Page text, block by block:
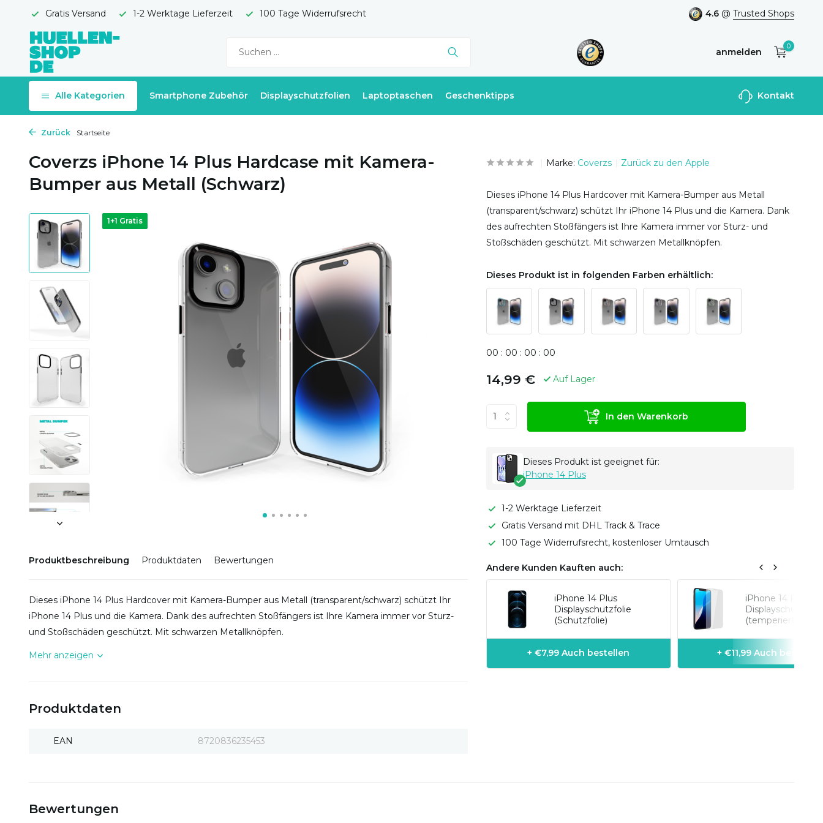
Gratis Versand 1-2 Werktage Lieferzeit 100 Tage Widerrufsrecht 4.6 @ Trusted Shops
anmelden
Benutzerkonto
0
Alle Kategorien Smartphone Zubehör Displayschutzfolien Laptoptaschen Geschenktipps Kontakt
Zurück Startseite
Coverzs iPhone 14 Plus Hardcase mit Kamera-
Bumper aus Metall (Schwarz)
1+1 Gratis
Produktbeschreibung Produktdaten Bewertungen
Dieses iPhone 14 Plus Hardcover mit Kamera-Bumper aus Metall (transparent/schwarz) schützt Ihr
iPhone 14 Plus und die Kamera. Dank des aufrechten Stoßfängers ist Ihre Kamera immer vor Sturz-
und Stoßschäden geschützt. Mit schwarzen Metallknöpfen.
Mehr anzeigen
Produktdaten
EAN 8720836235453
Marke: Coverzs Zurück zu den Apple
Dieses iPhone 14 Plus Hardcover mit Kamera-Bumper aus Metall
(transparent/schwarz) schützt Ihr iPhone 14 Plus und die Kamera. Dank
des aufrechten Stoßfängers ist Ihre Kamera immer vor Sturz- und
Stoßschäden geschützt. Mit schwarzen Metallknöpfen.
Dieses Produkt ist in folgenden Farben erhältlich:
00 : 00 : 00 : 00
14,99 € Auf Lager
In den Warenkorb
Dieses Produkt ist geeignet für:
iPhone 14 Plus
1-2 Werktage Lieferzeit
Gratis Versand mit DHL Track & Trace
100 Tage Widerrufsrecht, kostenloser Umtausch
Andere Kunden Kauften auch:
iPhone 14 Plus
Displayschutzfolie
(Schutzfolie)
+ €7,99 Auch bestellen
iPhone 14 Plus
Displayschutzfolie
(temperiert Glas)
+ €11,99 Auch bestellen
Bewertungen